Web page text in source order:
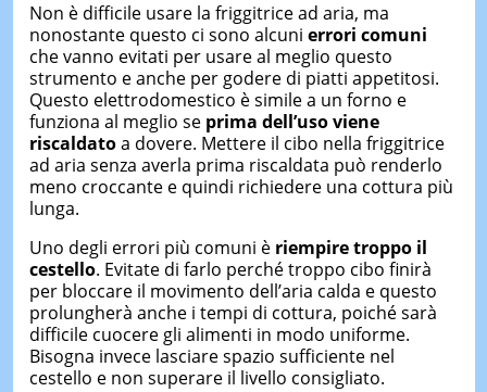
Non è difficile usare la friggitrice ad aria, ma
nonostante questo ci sono alcuni errori comuni
che vanno evitati per usare al meglio questo
strumento e anche per godere di piatti appetitosi.
Questo elettrodomestico è simile a un forno e
funziona al meglio se prima dell’uso viene
riscaldatoa dovere. Mettere il cibo nella friggitrice
ad aria senza averla prima riscaldata può renderlo
meno croccante e quindi richiedere una cottura più
lunga.
Uno degli errori più comuni è riempire troppo il
cestello. Evitate di farlo perché troppo cibo finirà
per bloccare il movimento dell’aria calda e questo
prolungherà anche i tempi di cottura, poiché sarà
difficile cuocere gli alimenti in modo uniforme.
Bisogna invece lasciare spazio sufficiente nel
cestello e non superare il livello consigliato.